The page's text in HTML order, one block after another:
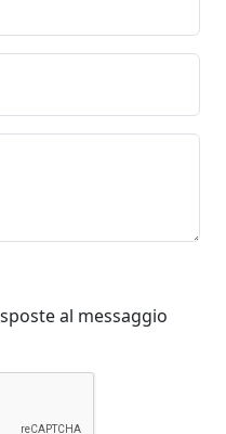
al messaggio